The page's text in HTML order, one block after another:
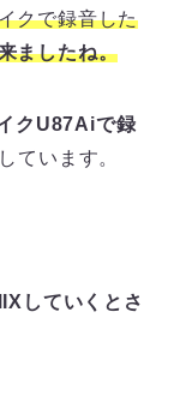
クで録音した
ましたね。
クU87Aiで録
ています。
していくとさ